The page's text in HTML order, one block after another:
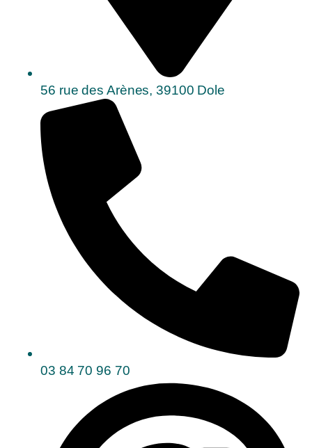
56 rue des Arènes, 39100 Dole
03 84 70 96 70